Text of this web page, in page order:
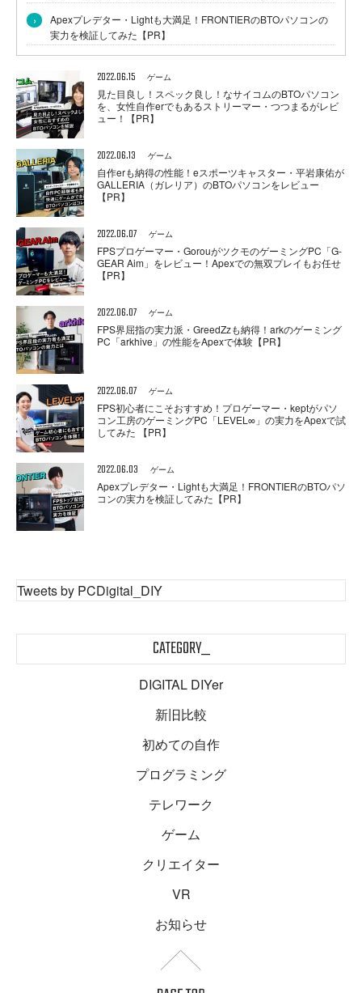
›
Apexプレデター・Lightも大満足！FRONTIERのBTOパソコンの
実力を検証してみた【PR】
2022.06.15 ゲーム
見た目良し！スペック良し！なサイコムのBTOパソコン
を、女性自作erでもあるストリーマー・つつまるがレビ
ュー！【PR】
2022.06.13 ゲーム
自作erも納得の性能！eスポーツキャスター・平岩康佑が
GALLERIA（ガレリア）のBTOパソコンをレビュー
【PR】
2022.06.07 ゲーム
FPSプロゲーマー・GorouがツクモのゲーミングPC「G-
GEAR Aim」をレビュー！Apexでの無双プレイもお任せ
【PR】
2022.06.07 ゲーム
FPS界屈指の実力派・GreedZzも納得！arkのゲーミング
PC「arkhive」の性能をApexで体験【PR】
2022.06.07 ゲーム
FPS初心者にこそおすすめ！プロゲーマー・keptがパソ
コン工房のゲーミングPC「LEVEL∞」の実力をApexで試
してみた 【PR】
2022.06.03 ゲーム
Apexプレデター・Lightも大満足！FRONTIERのBTOパソ
コンの実力を検証してみた【PR】
Tweets by PCDigital_DIY
CATEGORY_
DIGITAL DIYer
新旧比較
初めての自作
プログラミング
テレワーク
ゲーム
クリエイター
VR
お知らせ